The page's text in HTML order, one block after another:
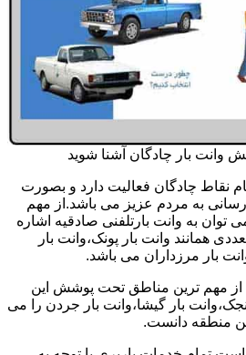
بار چادگان آشنا شوید
نقاط چادگان فعالیت دارد و بصورت
به مردم عزیز می باشد.از مهم
توان به وانت بارتلفنی صادقیه اشاره
همانند وانت بار پونک،وانت بار
بار مرزداران می باشد.
از مهم ترین مناطق تحت پوشش این
بار گیشا،وانت بار جردن را می
منطقه دانست.